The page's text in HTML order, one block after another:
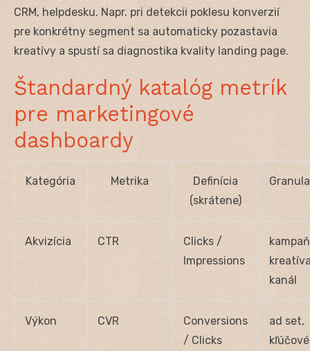
CRM, helpdesku. Napr. pri detekcii poklesu konverzií
pre konkrétny segment sa automaticky pozastavia
kreatívy a spustí sa diagnostika kvality landing page.
Štandardný katalóg metrík
pre marketingové
dashboardy
Kategória Metrika
Definícia
(skrátene)
Akvizícia CTR
Clicks /
Impressions
kanál
Výkon CVR
Conversions
/ Clicks
ad set,
kľúčové